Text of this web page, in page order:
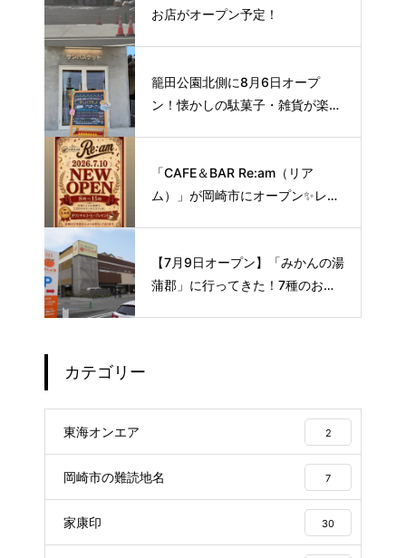
お店がオープン予定！
籠田公園北側に8月6日オープ
ン！懐かしの駄菓子・雑貨が楽し
「CAFE＆BAR Re:am（リア
ム）」が岡崎市にオープン✨レト
【7月9日オープン】「みかんの湯
蒲郡」に行ってきた！7種のお風
カテゴリー
東海オンエア 2
岡崎市の難読地名 7
家康印 30